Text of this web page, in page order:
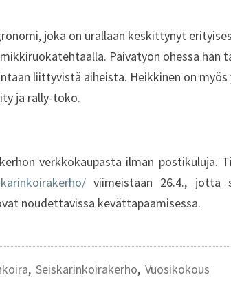
joka on urallaan keskittynyt
Päivätyön ohessa hän
liittyvistä aiheista. Heikkinen on myös
ja rally-toko.
verkkokaupasta ilman postikuluja.
viimeistään 26.4., jotta
noudettavissa kevättapaamisessa.
, Seiskarinkoirakerho, Vuosikokous